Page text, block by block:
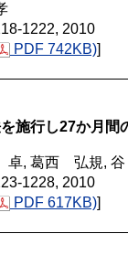
1222, 2010
PDF 742KB)]
施行し27か月間
, 葛西 弘規,
1228, 2010
PDF 617KB)]